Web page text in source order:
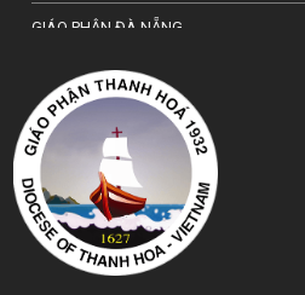
GIÁO PHẬN ĐÀ NẴNG
TỔNG GIÁO PHẬN HÀ NỘI
GIÁO PHẬN HẢI PHÒNG
TỔNG GIÁO PHẬN HUẾ
GIÁO PHẬN HƯNG HOÁ
GIÁO PHẬN KON TUM